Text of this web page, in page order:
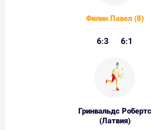
Филин Павел (8)
6:3 6:1
Гринвальдс Робертс
(Латвия)